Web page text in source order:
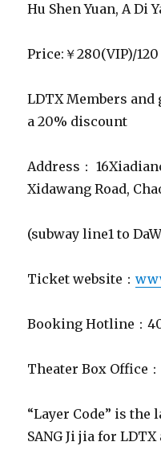
Hu Shen Yuan, A Di
Price:￥280(VIP)/
LDTX Members and
a 20% discount
Address：
Xidawang Road,
(subway line1 to
Ticket website：
Booking Hotline：
Theater Box Office
“Layer Code” is the
SANG Ji jia for